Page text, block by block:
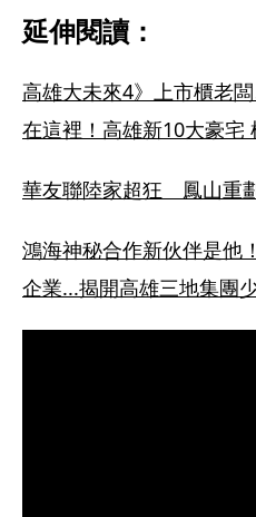
延伸閱讀：
高雄大未來4》上市櫃老
在這裡！高雄新10大豪宅
華友聯陸家超狂　鳳山重
鴻海神秘合作新伙伴是他
企業...揭開高雄三地集團